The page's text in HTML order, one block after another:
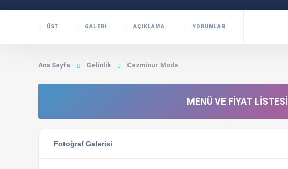
ÜST GALERI AÇIKLAMA YORUMLAR
Ana Sayfa Gelinlik Cezminur Moda
MENÜ VE FIYAT LISTESI
Fotoğraf Galerisi